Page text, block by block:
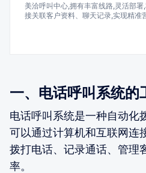
美洽呼叫中心,拥有丰富线路,灵活部
接关联客户资料、聊天记录,实现精准
一、电话呼叫系统的
电话呼叫系统是一种自动化
可以通过计算机和互联网连
拨打电话、记录通话、管理
率。